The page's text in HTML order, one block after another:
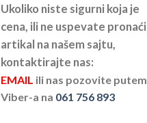
Ukoliko niste sigurni koja je
cena, ili ne uspevate pronaći
artikal na našem sajtu,
kontaktirajte nas:
EMAIL ili nas pozovite putem
Viber-a na 061 756 893